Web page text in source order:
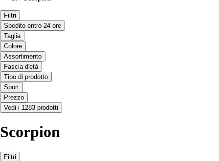
Filtri
Spedito entro 24 ore
Taglia
Colore
Assortimento
Fascia d'età
Tipo di prodotto
Sport
Prezzo
Vedi i 1283 prodotti
Scorpion
Filtri